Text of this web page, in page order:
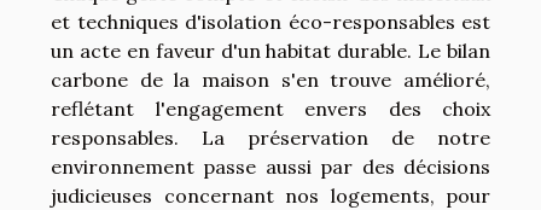
et techniques d'isolation éco-responsables est
un acte en faveur d'un habitat durable. Le bilan
carbone de la maison s'en trouve amélioré,
reflétant l'engagement envers des choix
responsables. La préservation de notre
environnement passe aussi par des décisions
judicieuses concernant nos logements, pour